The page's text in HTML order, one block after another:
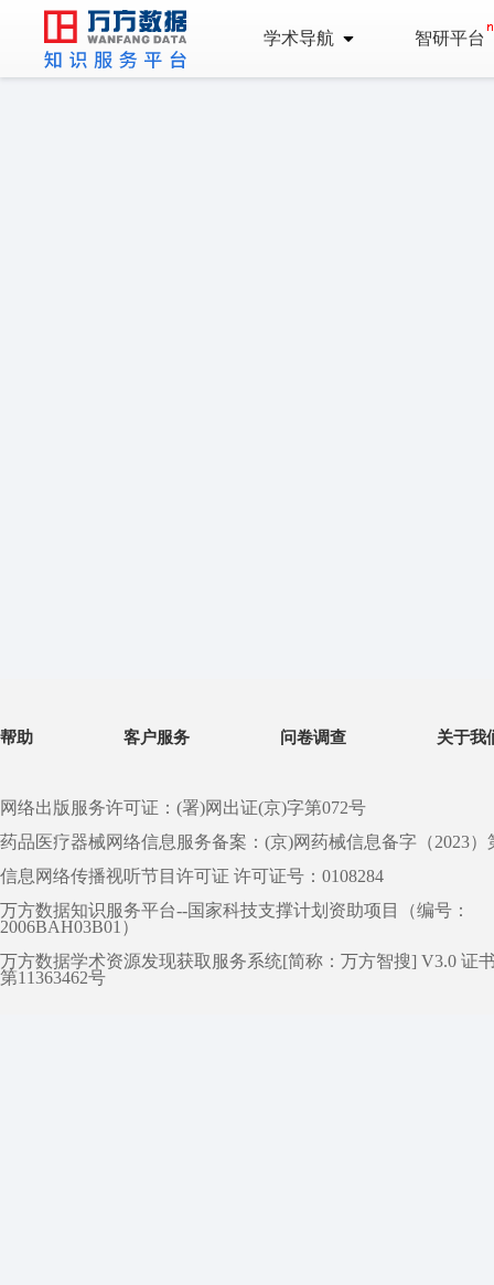
学术导航 智研平台
帮助 客户服务 问卷调查 关于我
网络出版服务许可证：(署)网出证(京)字第072号
药品医疗器械网络信息服务备案：(京)网药械信息备字（2023）
信息网络传播视听节目许可证 许可证号：0108284
万方数据知识服务平台--国家科技支撑计划资助项目（编号：
2006BAH03B01）
万方数据学术资源发现获取服务系统[简称：万方智搜] V3.0 证
第11363462号